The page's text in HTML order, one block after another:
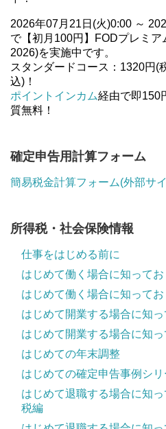
2026年07月21日(火)0:00 ～
で【初月100円】FODプレミ
2026)を実施中です。
スタンダードコース：1320円(
込)！
ポイントインカム経由で即150
質無料！
確定申告用計算フォーム
簡易税金計算フォーム(外部サ
所得税・社会保険情報
仕事をはじめる前に
はじめて働く場合に知って
はじめて働く場合に知って
はじめて開業する場合に知
はじめて開業する場合に知
はじめての年末調整
はじめての確定申告事例シ
はじめて退職する場合に知
税編